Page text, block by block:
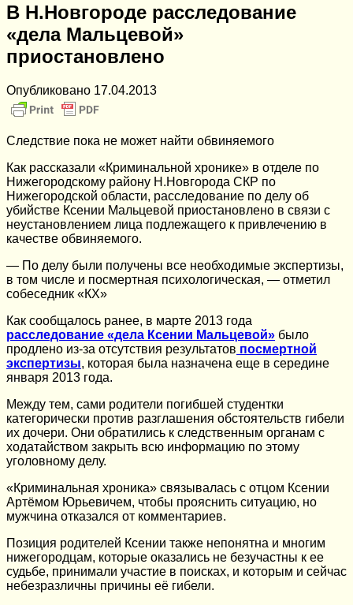
В Н.Новгороде расследование
«дела Мальцевой»
приостановлено
Опубликовано 17.04.2013
Следствие пока не может найти обвиняемого
Как рассказали «Криминальной хронике» в отделе по
Нижегородскому району Н.Новгорода СКР по
Нижегородской области, расследование по делу об
убийстве Ксении Мальцевой приостановлено в связи с
неустановлением лица подлежащего к привлечению в
качестве обвиняемого.
— По делу были получены все необходимые экспертизы,
в том числе и посмертная психологическая, — отметил
собеседник «КХ»
Как сообщалось ранее, в марте 2013 года
расследование «дела Ксении Мальцевой» было
продлено из-за отсутствия результатов посмертной
экспертизы, которая была назначена еще в середине
января 2013 года.
Между тем, сами родители погибшей студентки
категорически против разглашения обстоятельств гибели
их дочери. Они обратились к следственным органам с
ходатайством закрыть всю информацию по этому
уголовному делу.
«Криминальная хроника» связывалась с отцом Ксении
Артёмом Юрьевичем, чтобы прояснить ситуацию, но
мужчина отказался от комментариев.
Позиция родителей Ксении также непонятна и многим
нижегородцам, которые оказались не безучастны к ее
судьбе, принимали участие в поисках, и которым и сейчас
небезразличны причины её гибели.